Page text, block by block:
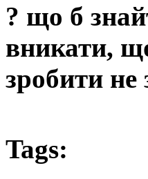
? що б
вникати,
зробити
Tags: